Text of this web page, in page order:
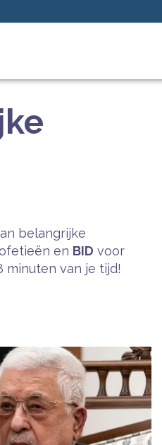
belangrijke
en BID voor
minuten van je tijd!